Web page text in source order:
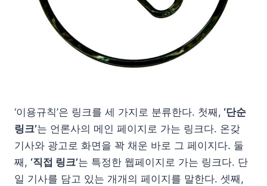
‘이용규칙’은 링크를 세 가지로 분류한다. 첫째, ‘단순
링크’는 언론사의 메인 페이지로 가는 링크다. 온갖
기사와 광고로 화면을 꽉 채운 바로 그 페이지다. 둘
째, ‘직접 링크’는 특정한 웹페이지로 가는 링크다. 단
일 기사를 담고 있는 개개의 페이지를 말한다. 셋째,